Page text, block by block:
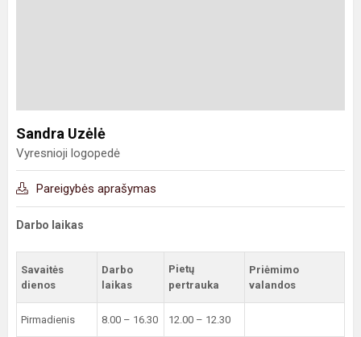
Sandra Uzėlė
Vyresnioji logopedė
Pareigybės aprašymas
Darbo laikas
Savaitės
dienos
Darbo
laikas
Pietų
pertrauka
Priėmimo
valandos
Pirmadienis 8.00 – 16.30 12.00 – 12.30